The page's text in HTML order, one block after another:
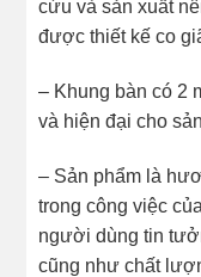
cứu và sản xuất
được thiết kế co
– Khung bàn có 2
và hiện đại cho
– Sản phẩm là
trong công việc
người dùng tin
cũng như chất